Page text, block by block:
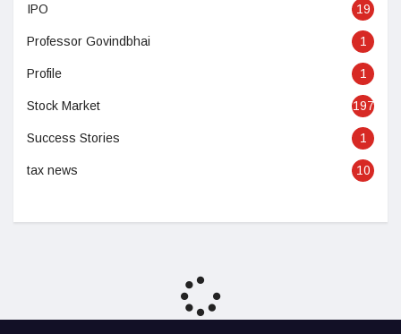
IPO 19
Professor Govindbhai 1
Profile 1
Stock Market 197
Success Stories 1
tax news 10